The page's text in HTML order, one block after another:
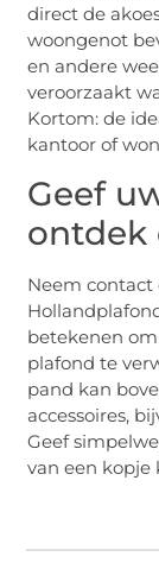
direct de
woongenot
en andere
veroorzaakt
Kortom: de
kantoor of
Geef
ontdek
Neem contact
betekenen
plafond te
pand kan
accessoires,
Geef
van een kopje